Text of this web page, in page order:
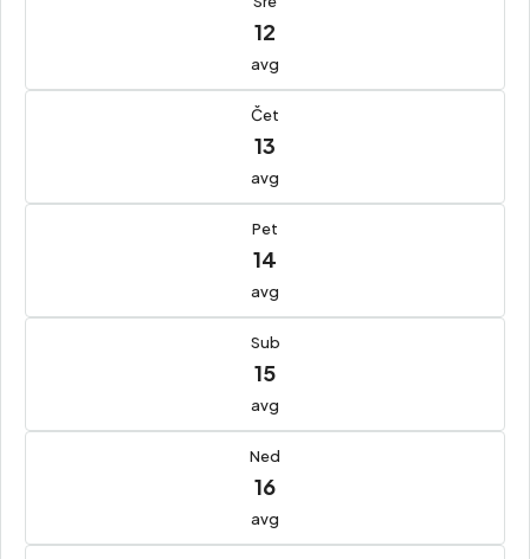
12
avg
Čet
13
avg
Pet
14
avg
Sub
15
avg
Ned
16
avg